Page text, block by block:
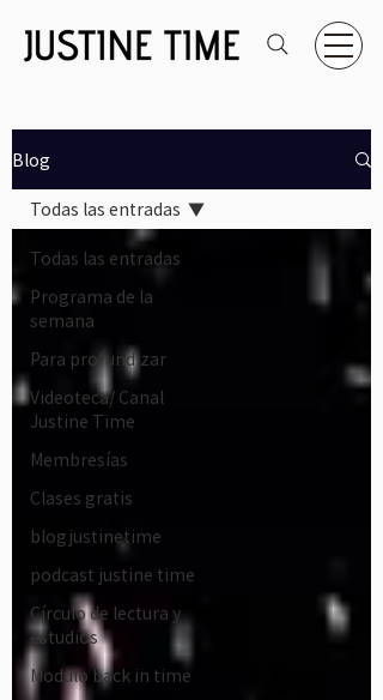
Blog
Todas las entradas
Programa de la
semana
Para profundizar
Videoteca/ Canal
Justine Time
Membresías
Clases gratis
blogjustinetime
podcast justine time
Círculo de lectura y
estudios
Modulo back in time
Todas las entradas